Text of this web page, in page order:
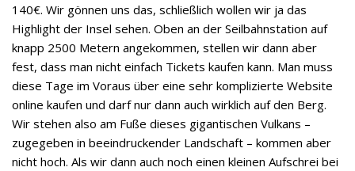
140€. Wir gönnen uns das, schließlich wollen wir ja das
Highlight der Insel sehen. Oben an der Seilbahnstation auf
knapp 2500 Metern angekommen, stellen wir dann aber
fest, dass man nicht einfach Tickets kaufen kann. Man muss
diese Tage im Voraus über eine sehr komplizierte Website
online kaufen und darf nur dann auch wirklich auf den Berg.
Wir stehen also am Fuße dieses gigantischen Vulkans –
zugegeben in beeindruckender Landschaft – kommen aber
nicht hoch. Als wir dann auch noch einen kleinen Aufschrei bei